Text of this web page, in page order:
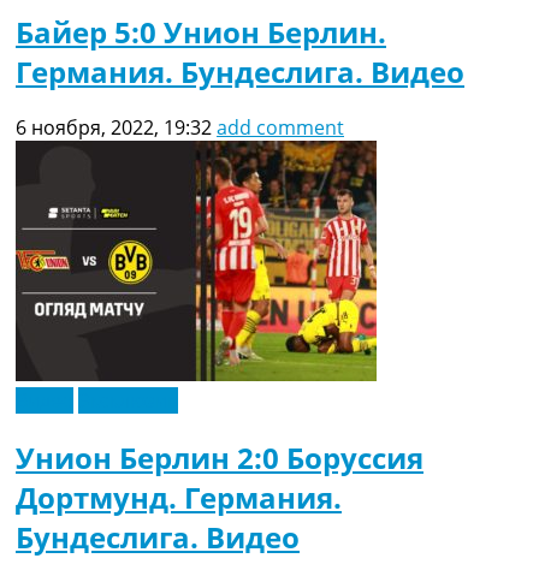
Байер 5:0 Унион Берлин.
Германия. Бундеслига. Видео
6 ноября, 2022, 19:32add comment
Унион Берлин 2:0 Боруссия
Дортмунд. Германия.
Бундеслига. Видео